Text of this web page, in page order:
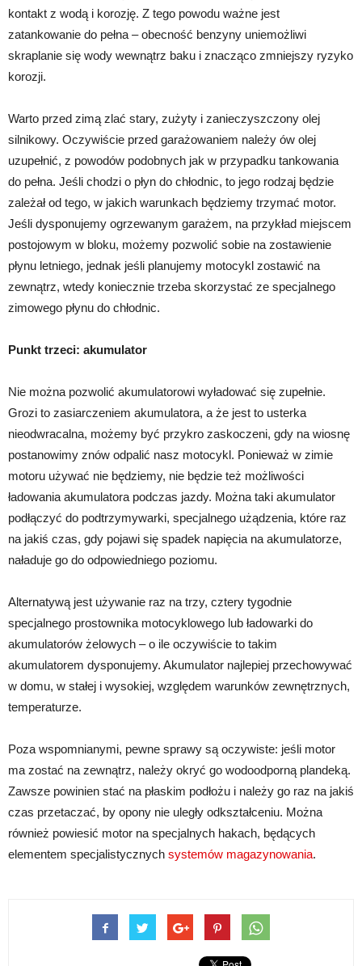
kontakt z wodą i korozję. Z tego powodu ważne jest
zatankowanie do pełna – obecność benzyny uniemożliwi
skraplanie się wody wewnątrz baku i znacząco zmniejszy ryzyko
korozji.
Warto przed zimą zlać stary, zużyty i zanieczyszczony olej
silnikowy. Oczywiście przed garażowaniem należy ów olej
uzupełnić, z powodów podobnych jak w przypadku tankowania
do pełna. Jeśli chodzi o płyn do chłodnic, to jego rodzaj będzie
zależał od tego, w jakich warunkach będziemy trzymać motor.
Jeśli dysponujemy ogrzewanym garażem, na przykład miejscem
postojowym w bloku, możemy pozwolić sobie na zostawienie
płynu letniego, jednak jeśli planujemy motocykl zostawić na
zewnątrz, wtedy koniecznie trzeba skorzystać ze specjalnego
zimowego płynu do chłodnic.
Punkt trzeci: akumulator
Nie można pozwolić akumulatorowi wyładować się zupełnie.
Grozi to zasiarczeniem akumulatora, a że jest to usterka
nieodwracalna, możemy być przykro zaskoczeni, gdy na wiosnę
postanowimy znów odpalić nasz motocykl. Ponieważ w zimie
motoru używać nie będziemy, nie będzie też możliwości
ładowania akumulatora podczas jazdy. Można taki akumulator
podłączyć do podtrzymywarki, specjalnego użądzenia, które raz
na jakiś czas, gdy pojawi się spadek napięcia na akumulatorze,
naładuje go do odpowiedniego poziomu.
Alternatywą jest używanie raz na trzy, cztery tygodnie
specjalnego prostownika motocyklowego lub ładowarki do
akumulatorów żelowych – o ile oczywiście to takim
akumulatorem dysponujemy. Akumulator najlepiej przechowywać
w domu, w stałej i wysokiej, względem warunków zewnętrznych,
temperaturze.
Poza wspomnianymi, pewne sprawy są oczywiste: jeśli motor
ma zostać na zewnątrz, należy okryć go wodoodporną plandeką.
Zawsze powinien stać na płaskim podłożu i należy go raz na jakiś
czas przetaczać, by opony nie uległy odkształceniu. Można
również powiesić motor na specjalnych hakach, będących
elementem specjalistycznych systemów magazynowania.